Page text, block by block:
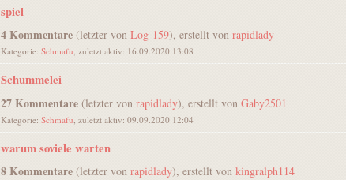
spiel
4 Kommentare(letzter von Log-159), erstellt von rapidlady
Kategorie: Schmafu, zuletzt aktiv: 16.09.2020 13:08
Schummelei
27 Kommentare(letzter von rapidlady), erstellt von Gaby2501
Kategorie: Schmafu , zuletzt aktiv: 09.09.2020 12:04
warum soviele warten
8 Kommentare(letzter von rapidlady), erstellt von kingralph114